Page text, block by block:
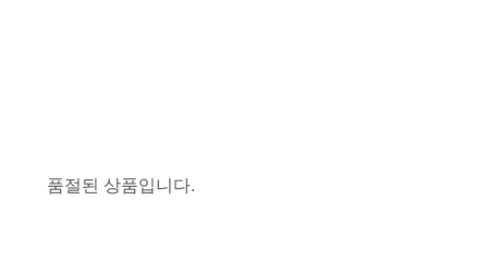
품절된 상품입니다.